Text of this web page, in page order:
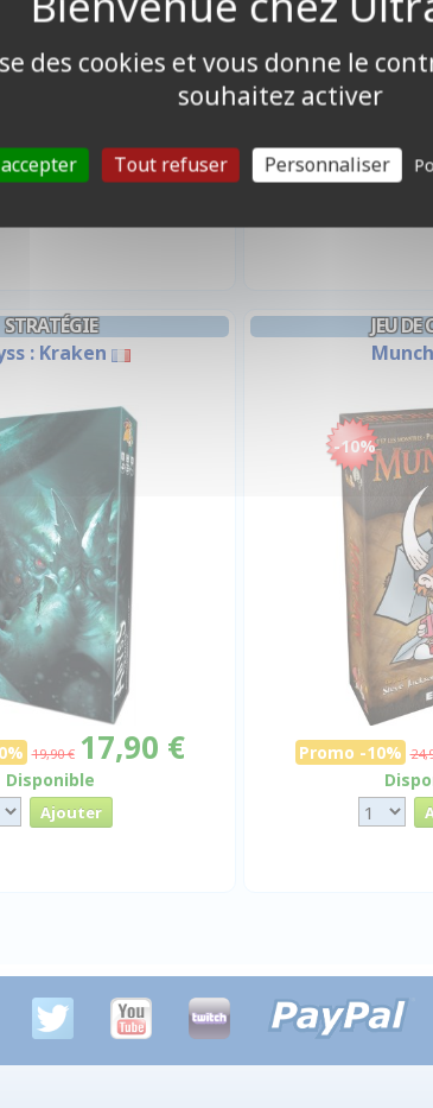
€
Disponible
STRATÉGIE
: Kraken
19,90 € 17,90 €
Disponible
JEU DE
-10%
Promo -10%
des cookies et vous donne le
souhaitez activer
Tout refuser Personnaliser